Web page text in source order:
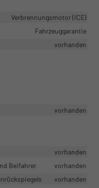
Verbrennungsmotor (ICE)
Fahrzeuggarantie
vorhanden
vorhanden
vorhanden
Beifahrer
vorhanden
vorhanden